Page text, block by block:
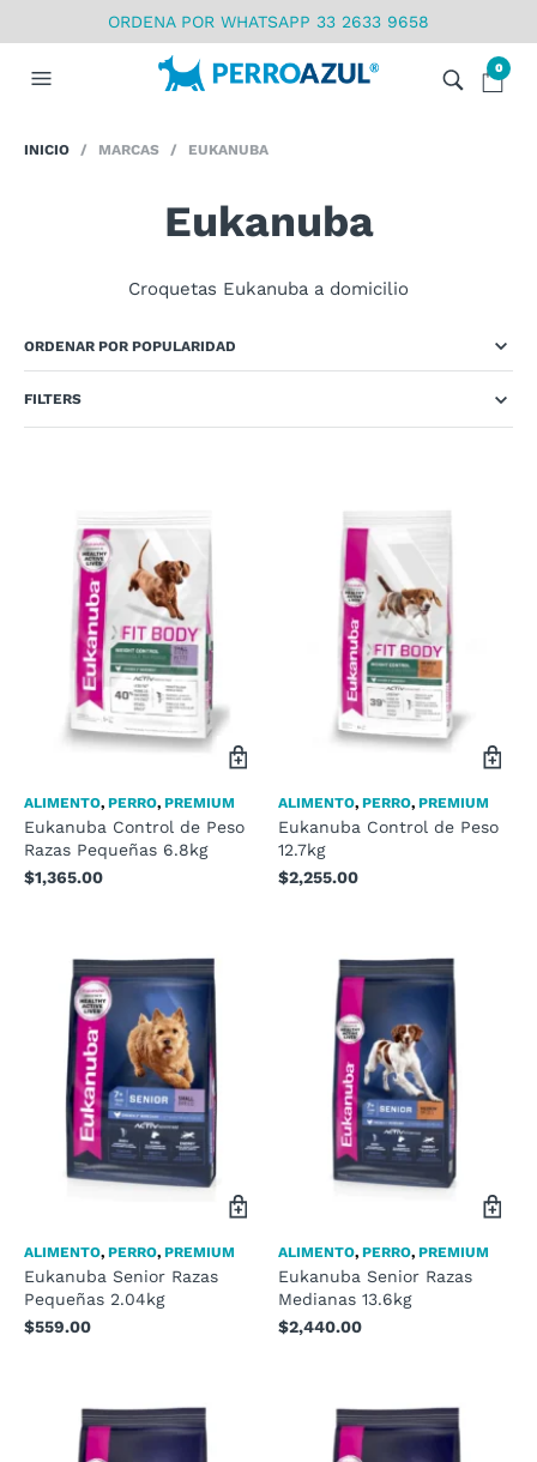
ORDENA POR WHATSAPP 33 2633 9658
0
INICIO / MARCAS / EUKANUBA
Eukanuba
Croquetas Eukanuba a domicilio
FILTERS
ALIMENTO, PERRO, PREMIUM
Eukanuba Control de Peso
Razas Pequeñas 6.8kg
$1,365.00
ALIMENTO,PERRO,PREMIUM
Eukanuba Control de Peso
12.7kg
$2,255.00
ALIMENTO, PERRO, PREMIUM
Eukanuba Senior Razas
Pequeñas 2.04kg
$559.00
ALIMENTO,PERRO,PREMIUM
Eukanuba Senior Razas
Medianas 13.6kg
$2,440.00